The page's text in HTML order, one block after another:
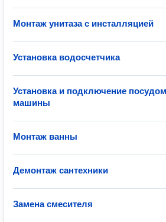
Монтаж унитаза с инсталляцией
Установка водосчетчика
Установка и подключение
машины
Монтаж ванны
Демонтаж сантехники
Замена смесителя